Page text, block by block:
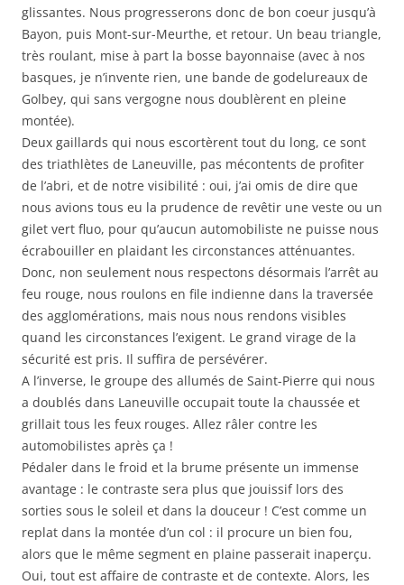
glissantes. Nous progresserons donc de bon coeur jusqu’à
Bayon, puis Mont-sur-Meurthe, et retour. Un beau triangle,
très roulant, mise à part la bosse bayonnaise (avec à nos
basques, je n’invente rien, une bande de godelureaux de
Golbey, qui sans vergogne nous doublèrent en pleine
montée).
Deux gaillards qui nous escortèrent tout du long, ce sont
des triathlètes de Laneuville, pas mécontents de profiter
de l’abri, et de notre visibilité : oui, j’ai omis de dire que
nous avions tous eu la prudence de revêtir une veste ou un
gilet vert fluo, pour qu’aucun automobiliste ne puisse nous
écrabouiller en plaidant les circonstances atténuantes.
Donc, non seulement nous respectons désormais l’arrêt au
feu rouge, nous roulons en file indienne dans la traversée
des agglomérations, mais nous nous rendons visibles
quand les circonstances l’exigent. Le grand virage de la
sécurité est pris. Il suffira de persévérer.
A l’inverse, le groupe des allumés de Saint-Pierre qui nous
a doublés dans Laneuville occupait toute la chaussée et
grillait tous les feux rouges. Allez râler contre les
automobilistes après ça !
Pédaler dans le froid et la brume présente un immense
avantage : le contraste sera plus que jouissif lors des
sorties sous le soleil et dans la douceur ! C’est comme un
replat dans la montée d’un col : il procure un bien fou,
alors que le même segment en plaine passerait inaperçu.
Oui, tout est affaire de contraste et de contexte. Alors, les